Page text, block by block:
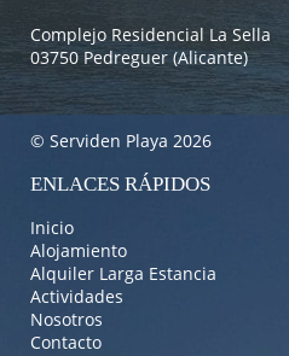
Complejo Residencial La Sella
03750 Pedreguer (Alicante)
© Serviden Playa 2026
ENLACES RÁPIDOS
Inicio
Alojamiento
Alquiler Larga Estancia
Actividades
Nosotros
Contacto